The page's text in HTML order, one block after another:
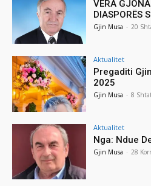
VERA
DIASPORËS
Gjin Musa - 20
Aktualitet
Pregaditi
2025
Gjin Musa - 8
Aktualitet
Nga: Ndue
Gjin Musa - 28